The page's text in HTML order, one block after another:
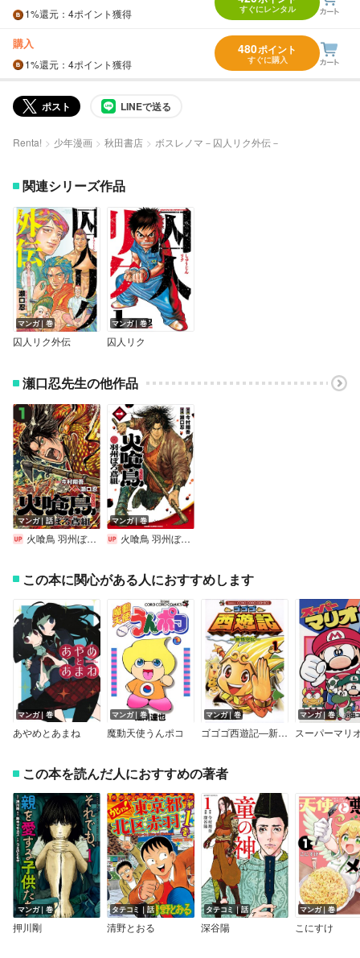
1%還元 ：4ポイント獲得 すぐにレンタル
購入
1%還元 ：4ポイント獲得
480ポイント
すぐに購入
ポスト LINEで送る
Renta! 少年漫画 秋田書店 ボスレノマ－囚人リク外伝－
関連シリーズ作品
マンガ｜巻
囚人リク外伝
マンガ｜巻
囚人リク
瀬口忍先生の他作品
マンガ｜話
火喰鳥 羽州ぼろ鳶組（話売り）
マンガ｜巻
火喰鳥 羽州ぼろ鳶組
この本に関心がある人におすすめします
マンガ｜巻
あやめとあまね
マンガ｜巻
魔動天使うんポコ
マンガ｜巻
ゴゴゴ西遊記―新悟空伝―
マンガ｜巻
スーパーマリ
この本を読んだ人におすすめの著者
マンガ｜巻
押川剛
タテコミ｜話
清野とおる
タテコミ｜話
深谷陽
マンガ｜巻
こにすけ